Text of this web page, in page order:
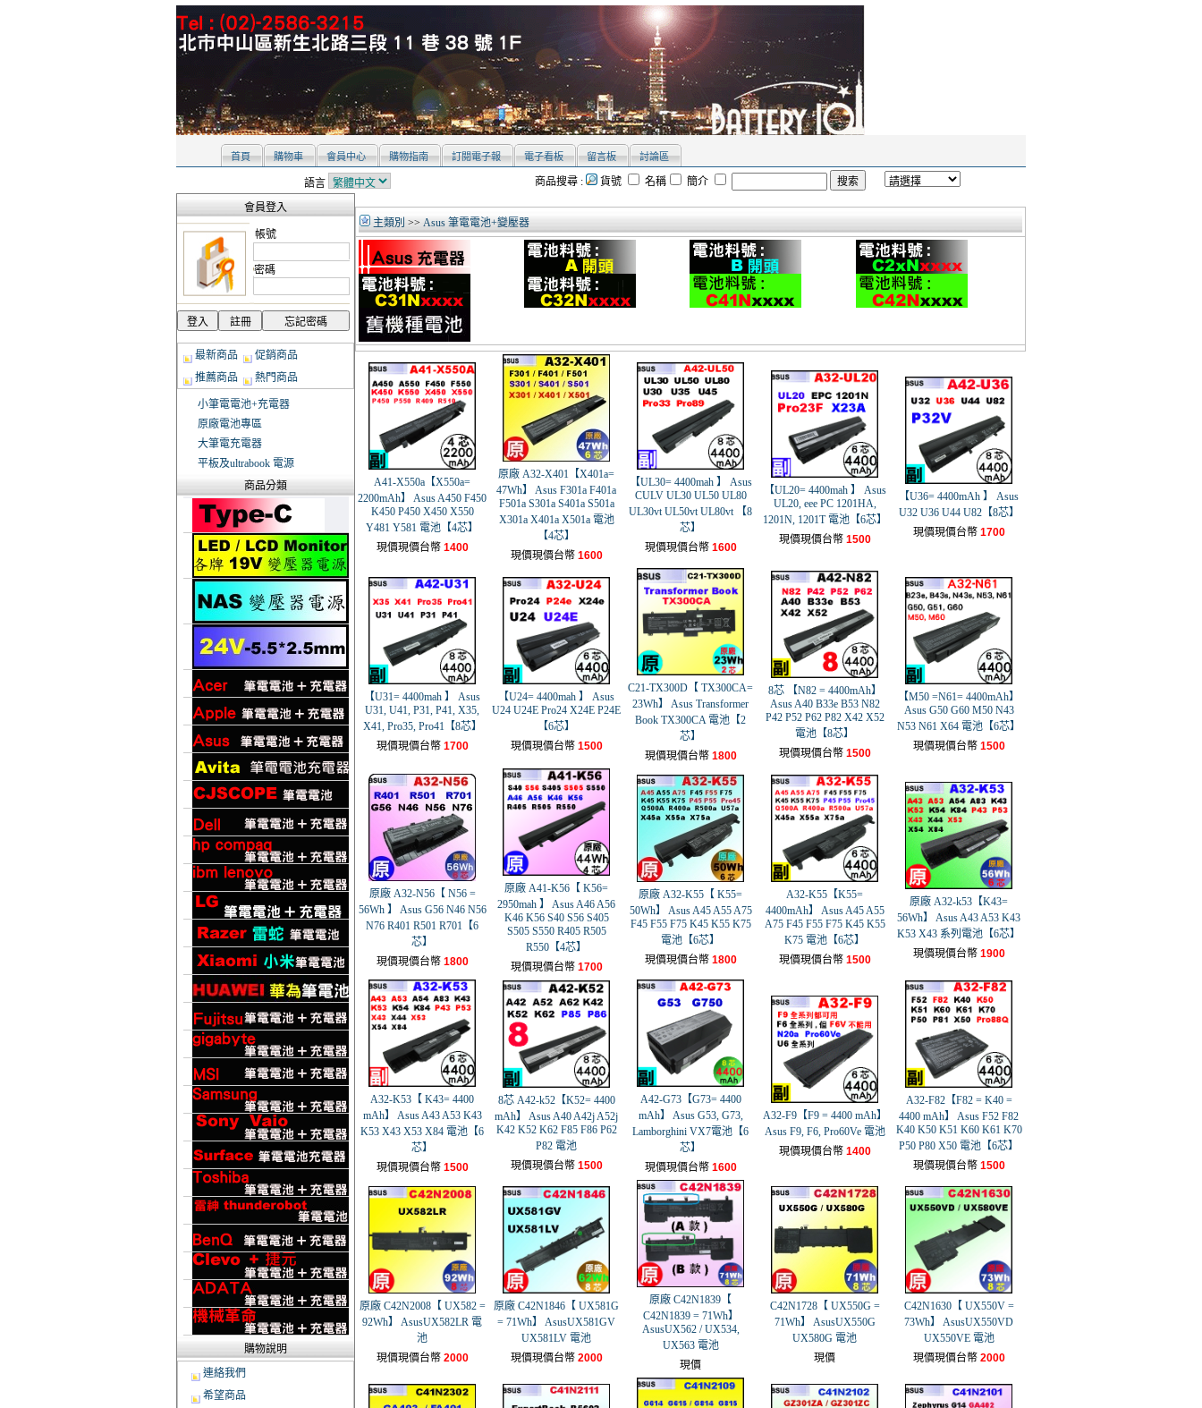
首頁 購物車 會員中心 購物指南 訂閱電子報 電子看板 留言板 討論區
語言 商品搜尋 : 貨號 名稱 簡介
會員登入
帳號
密碼
最新商品
促銷商品
推薦商品
熱門商品
小筆電電池+充電器
原廠電池專區
大筆電充電器
平板及ultrabook 電源
商品分類
購物說明
連絡我們
希望商品
主類別 >> Asus 筆電電池+變壓器
A41-X550a【X550a=
2200mAh】 Asus A450 F450
K450 P450 X450 X550
Y481 Y581 電池【4芯】
現價現價台幣 1400
原廠 A32-X401【X401a=
47Wh】 Asus F301a F401a
F501a S301a S401a S501a
X301a X401a X501a 電池
【4芯】
現價現價台幣 1600
【UL30= 4400mah 】 Asus
CULV UL30 UL50 UL80
UL30vt UL50vt UL80vt 【8
芯】
現價現價台幣 1600
【UL20= 4400mah 】 Asus
UL20, eee PC 1201HA,
1201N, 1201T 電池【6芯】
現價現價台幣 1500
【U36= 4400mAh 】 Asus
U32 U36 U44 U82【8芯】
現價現價台幣 1700
【U31= 4400mah 】 Asus
U31, U41, P31, P41, X35,
X41, Pro35, Pro41【8芯】
現價現價台幣 1700
【U24= 4400mah 】 Asus
U24 U24E Pro24 X24E P24E
【6芯】
現價現價台幣 1500
C21-TX300D【 TX300CA=
23Wh】 Asus Transformer
Book TX300CA 電池【2
芯】
現價現價台幣 1800
8芯 【N82 = 4400mAh】
Asus A40 B33e B53 N82
P42 P52 P62 P82 X42 X52
電池【8芯】
現價現價台幣 1500
【M50 =N61= 4400mAh】
Asus G50 G60 M50 N43
N53 N61 X64 電池【6芯】
現價現價台幣 1500
原廠 A32-N56【 N56 =
56Wh 】 Asus G56 N46 N56
N76 R401 R501 R701【6
芯】
現價現價台幣 1800
原廠 A41-K56【 K56=
2950mah 】 Asus A46 A56
K46 K56 S40 S56 S405
S505 S550 R405 R505
R550【4芯】
現價現價台幣 1700
原廠 A32-K55【 K55=
50Wh】 Asus A45 A55 A75
F45 F55 F75 K45 K55 K75
電池【6芯】
現價現價台幣 1800
A32-K55【K55=
4400mAh】 Asus A45 A55
A75 F45 F55 F75 K45 K55
K75 電池【6芯】
現價現價台幣 1500
原廠 A32-k53【K43=
56Wh】 Asus A43 A53 K43
K53 X43 系列電池【6芯】
現價現價台幣 1900
A32-K53【 K43= 4400
mAh】 Asus A43 A53 K43
K53 X43 X53 X84 電池【6
芯】
現價現價台幣 1500
8芯 A42-k52【K52= 4400
mAh】 Asus A40 A42j A52j
K42 K52 K62 F85 F86 P62
P82 電池
現價現價台幣 1500
A42-G73【G73= 4400
mAh】 Asus G53, G73,
Lamborghini VX7電池【6
芯】
現價現價台幣 1600
A32-F9【F9 = 4400 mAh】
Asus F9, F6, Pro60Ve 電池
現價現價台幣 1400
A32-F82【F82 = K40 =
4400 mAh】 Asus F52 F82
K40 K50 K51 K60 K61 K70
P50 P80 X50 電池【6芯】
現價現價台幣 1500
原廠 C42N2008【 UX582 =
92Wh】 AsusUX582LR 電
池
現價現價台幣 2000
原廠 C42N1846【 UX581G
= 71Wh】 AsusUX581GV
UX581LV 電池
現價現價台幣 2000
原廠 C42N1839【
C42N1839 = 71Wh】
AsusUX562 / UX534,
UX563 電池
現價
C42N1728【 UX550G =
71Wh】 AsusUX550G
UX580G 電池
現價
C42N1630【 UX550V =
73Wh】 AsusUX550VD
UX550VE 電池
現價現價台幣 2000